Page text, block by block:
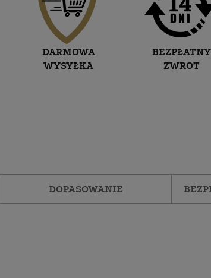
DARMOWA
WYSYŁKA
BEZPŁATNY
ZWROT
DOPASOWANIE